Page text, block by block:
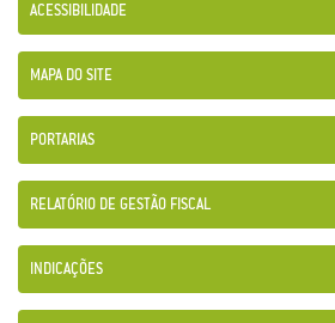
ACESSIBILIDADE
MAPA DO SITE
PORTARIAS
RELATÓRIO DE GESTÃO FISCAL
INDICAÇÕES